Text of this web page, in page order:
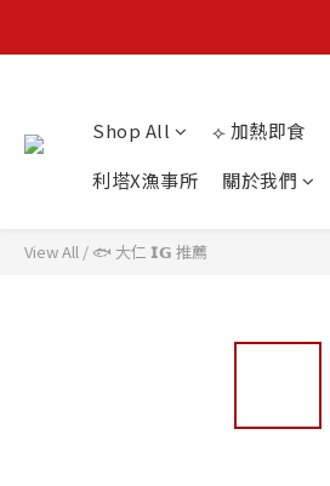
Shop All ⟣ 加熱即食
利塔X漁事所
關於我們
View All / 🐟 大仁 𝗜𝗚 推薦